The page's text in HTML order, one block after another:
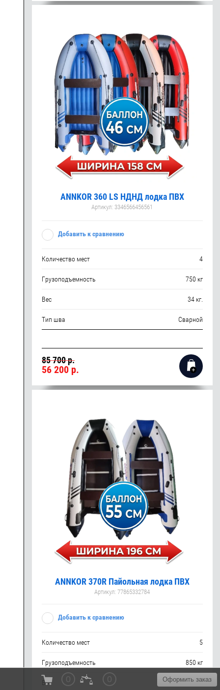
ANNKOR 360 LS НДНД лодка ПВХ
Артикул: 3346566456561
Добавить к сравнению
Количество мест 4
Грузоподъемность 750 кг
Вес 34 кг.
Тип шва Сварной
85 700 р.
56 200р.
ANNKOR 370R Пайольная лодка ПВХ
Артикул: 77865332784
Добавить к сравнению
Количество мест 5
Грузоподъемность 850 кг
Вес 60
Оформить заказ
0 0